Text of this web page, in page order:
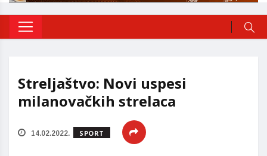
Streljaštvo: Novi uspesi
milanovačkih strelaca
14.02.2022. SPORT